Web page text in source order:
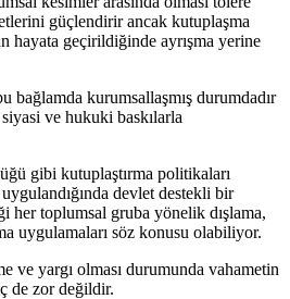
güçlendirir ancak kutuplaşma
hayata geçirildiğinde ayrışma yerine
bağlamda kurumsallaşmış durumdadır
ve hukuki baskılarla
gibi kutuplaştırma politikaları
devlet destekli bir
her toplumsal gruba yönelik dışlama,
uygulamaları söz konusu olabiliyor.
ve yargı olması durumunda vahametin
de zor değildir.